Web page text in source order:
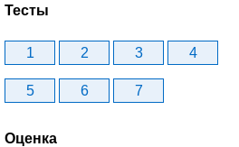
Тесты
1 2 3 4
5 6 7
Оценка